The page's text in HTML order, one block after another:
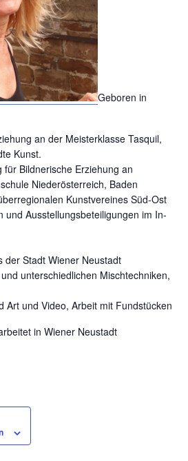
Geboren in
an der Meisterklasse Tasquil,
Kunst.
Bildnerische Erziehung an
Niederösterreich, Baden
Kunstvereines Süd-Ost
und Ausstellungsbeteiligungen im In-
der Stadt Wiener Neustadt
unterschiedlichen Mischtechniken,
Art und Video, Arbeit mit Fundstücken
in Wiener Neustadt